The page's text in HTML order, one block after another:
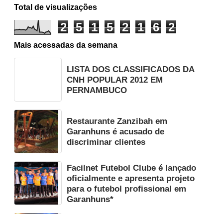
Total de visualizações
2 5 1 5 2 1 6 2
Mais acessadas da semana
LISTA DOS CLASSIFICADOS DA
CNH POPULAR 2012 EM
PERNAMBUCO
Restaurante Zanzibah em
Garanhuns é acusado de
discriminar clientes
Facilnet Futebol Clube é lançado
oficialmente e apresenta projeto
para o futebol profissional em
Garanhuns*